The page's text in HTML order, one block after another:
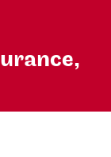
urance,